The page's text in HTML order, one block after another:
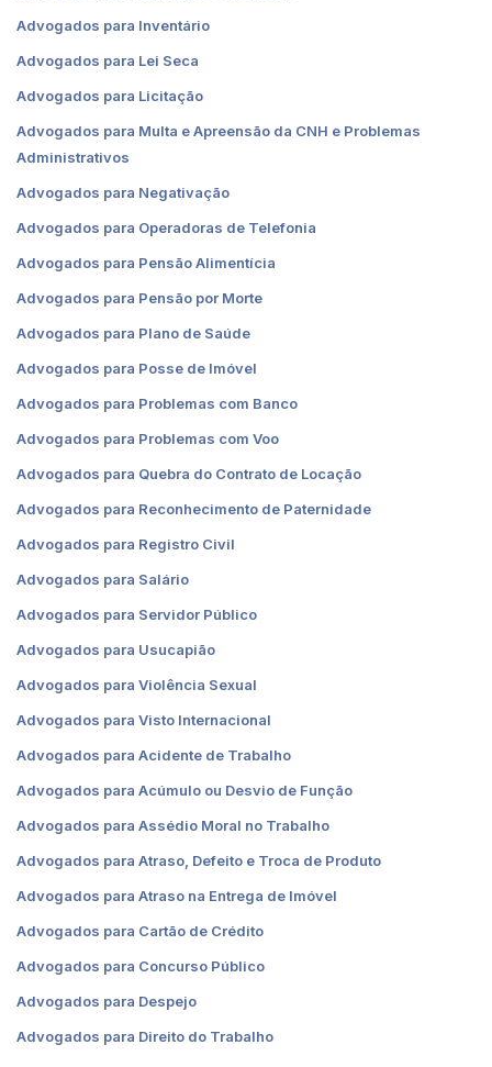
Advogados para Inventário
Advogados para Lei Seca
Advogados para Licitação
Advogados para Multa e Apreensão da CNH e Problemas
Administrativos
Advogados para Negativação
Advogados para Operadoras de Telefonia
Advogados para Pensão Alimentícia
Advogados para Pensão por Morte
Advogados para Plano de Saúde
Advogados para Posse de Imóvel
Advogados para Problemas com Banco
Advogados para Problemas com Voo
Advogados para Quebra do Contrato de Locação
Advogados para Reconhecimento de Paternidade
Advogados para Registro Civil
Advogados para Salário
Advogados para Servidor Público
Advogados para Usucapião
Advogados para Violência Sexual
Advogados para Visto Internacional
Advogados para Acidente de Trabalho
Advogados para Acúmulo ou Desvio de Função
Advogados para Assédio Moral no Trabalho
Advogados para Atraso, Defeito e Troca de Produto
Advogados para Atraso na Entrega de Imóvel
Advogados para Cartão de Crédito
Advogados para Concurso Público
Advogados para Despejo
Advogados para Direito do Trabalho